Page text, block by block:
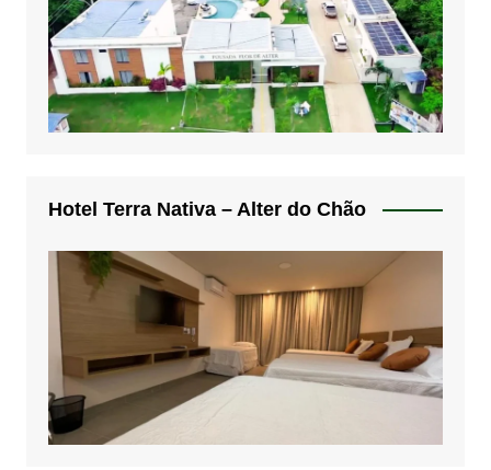
Hotel Terra Nativa – Alter do Chão